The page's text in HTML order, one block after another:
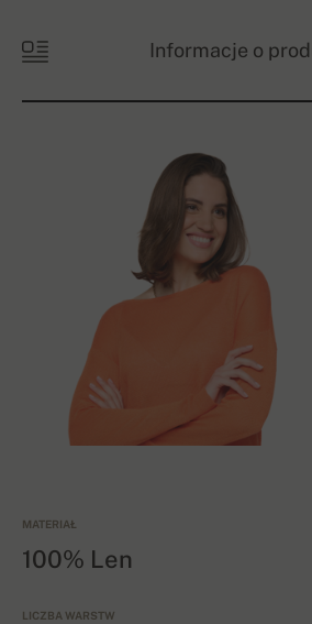
Informacje o
MATERIAŁ
100% Len
LICZBA WARSTW